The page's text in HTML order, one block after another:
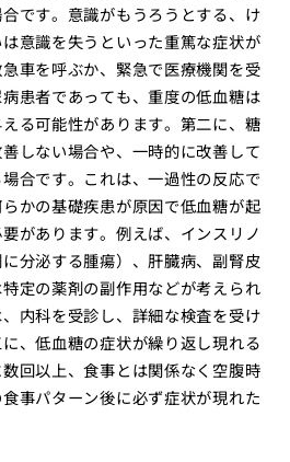
です。意識がもうろうとする、け
意識を失うといった重篤な症状が
車を呼ぶか、緊急で医療機関を受
患者であっても、重度の低血糖は
る可能性があります。第二に、糖
しない場合や、一時的に改善して
合です。これは、一過性の反応で
かの基礎疾患が原因で低血糖が起
があります。例えば、インスリノ
分泌する腫瘍）、肝臓病、副腎皮
定の薬剤の副作用などが考えられ
内科を受診し、詳細な検査を受け
、低血糖の症状が繰り返し現れる
回以上、食事とは関係なく空腹時
事パターン後に必ず症状が現れた